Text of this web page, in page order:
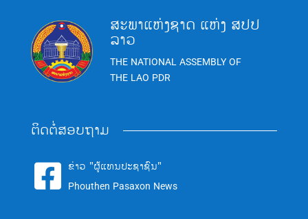
ສະພາແຫ່ງຊາດ ແຫ່ງ ສປປ
ລາວ
THE NATIONAL ASSEMBLY OF
THE LAO PDR
ຕິດຕໍ່ສອບຖາມ
 ຂ່າວ "ຜູ້ແທນປະຊາຊົນ"
Phouthen Pasaxon News